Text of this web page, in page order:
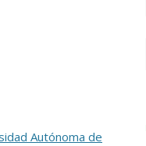
Autónoma de